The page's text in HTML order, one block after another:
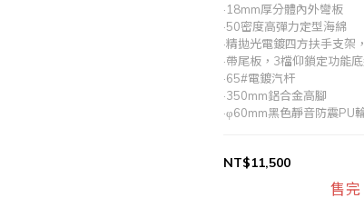
·18mm厚分體內外彎板
·50密度高彈力定型海綿
·精拋光電鍍四方扶手支架
·帶尾板，3檔仰鎖定功能
·65#電鍍汽杆
·350mm鋁合金高腳
·φ60mm黑色靜音防震PU
NT$11,500
售完